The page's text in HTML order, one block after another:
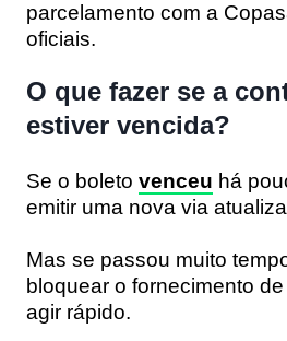
parcelamento com a
oficiais.
O que fazer se a
estiver vencida?
Se o boleto venceu há
emitir uma nova via
Mas se passou muito
bloquear o fornecimento
agir rápido.